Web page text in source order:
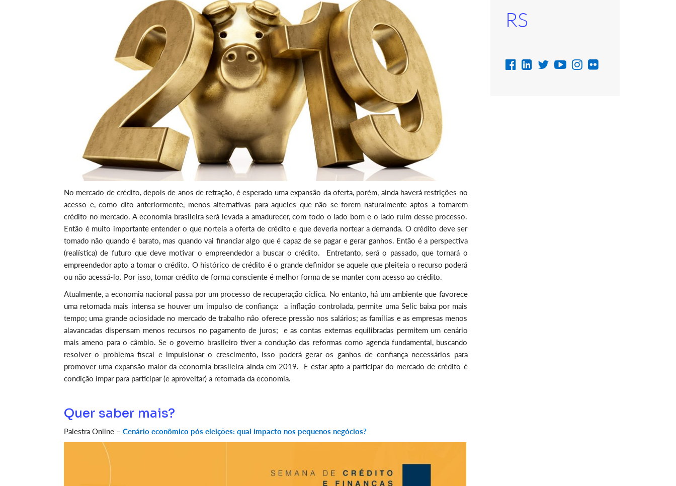
No mercado de crédito, depois de anos de retração, é esperado uma expansão da oferta, porém, ainda haverá restrições no
acesso e, como dito anteriormente, menos alternativas para aqueles que não se forem naturalmente aptos a tomarem
crédito no mercado. A economia brasileira será levada a amadurecer, com todo o lado bom e o lado ruim desse processo.
Então é muito importante entender o que norteia a oferta de crédito e que deveria nortear a demanda. O crédito deve ser
tomado não quando é barato, mas quando vai financiar algo que é capaz de se pagar e gerar ganhos. Então é a perspectiva
(realística) de futuro que deve motivar o empreendedor a buscar o crédito. Entretanto, será o passado, que tornará o
empreendedor apto a tomar o crédito. O histórico de crédito é o grande definidor se aquele que pleiteia o recurso poderá
ou não acessá-lo. Por isso, tomar crédito de forma consciente é melhor forma de se manter com acesso ao crédito.
Atualmente, a economia nacional passa por um processo de recuperação cíclica. No entanto, há um ambiente que favorece
uma retomada mais intensa se houver um impulso de confiança: a inflação controlada, permite uma Selic baixa por mais
tempo; uma grande ociosidade no mercado de trabalho não oferece pressão nos salários; as famílias e as empresas menos
alavancadas dispensam menos recursos no pagamento de juros; e as contas externas equilibradas permitem um cenário
mais ameno para o câmbio. Se o governo brasileiro tiver a condução das reformas como agenda fundamental, buscando
resolver o problema fiscal e impulsionar o crescimento, isso poderá gerar os ganhos de confiança necessários para
promover uma expansão maior da economia brasileira ainda em 2019. E estar apto a participar do mercado de crédito é
condição ímpar para participar (e aproveitar) a retomada da economia.
Quer saber mais?
Palestra Online – Cenário econômico pós eleições: qual impacto nos pequenos negócios?
RS